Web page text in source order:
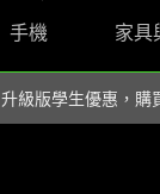
手機 家具
級版學生優惠，購